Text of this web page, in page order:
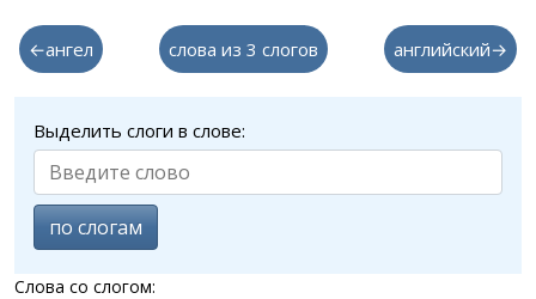
←ангел слова из 3 слогов английский→
Выделить слоги в слове:
по слогам
Слова со слогом: